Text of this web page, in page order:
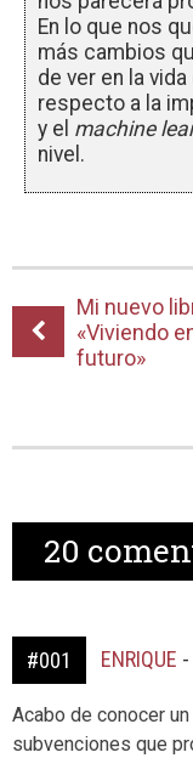
En lo que nos
más cambios
de ver en la
respecto a la
y el machine
nivel.
Mi nuevo
«Viviendo
futuro»
20
#001 ENRIQUE -
Acabo de conocer
subvenciones que